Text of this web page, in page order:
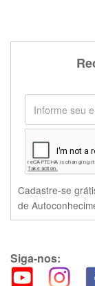
Cadastre-se
de
Siga-nos: